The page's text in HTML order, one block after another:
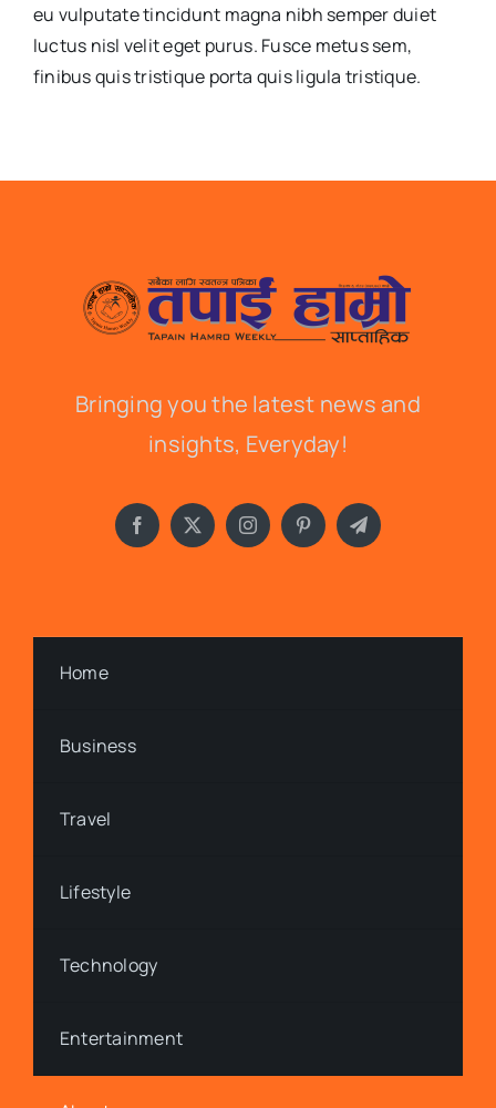
eu vulputate tincidunt magna nibh semper duiet
luctus nisl velit eget purus. Fusce metus sem,
finibus quis tristique porta quis ligula tristique.
Bringing you the latest news and
insights, Everyday!
Home
Business
Travel
Lifestyle
Technology
Entertainment